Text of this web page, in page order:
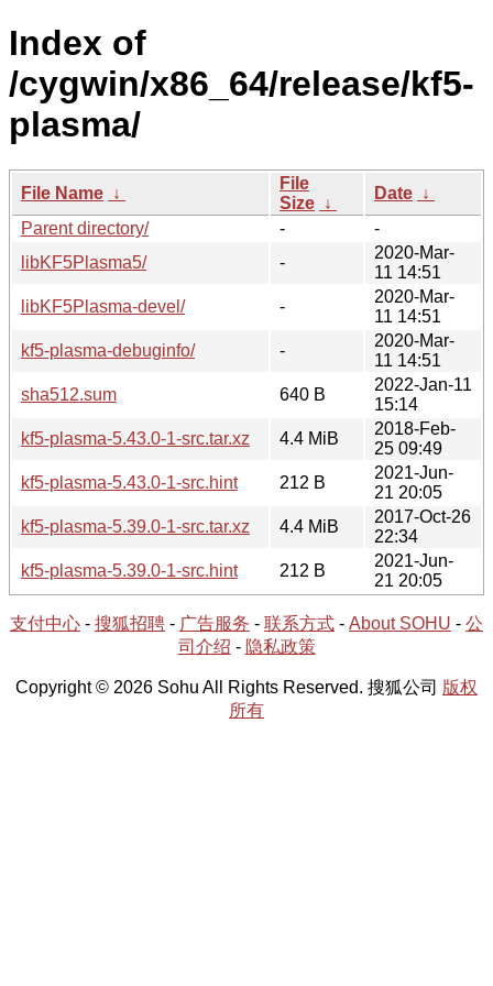
Index of
/cygwin/x86_64/release/kf5-
plasma/
File Name ↓
File
Size ↓
Date ↓
Parent directory/
-
-
libKF5Plasma5/
-
2020-Mar-
11 14:51
libKF5Plasma-devel/
-
2020-Mar-
11 14:51
kf5-plasma-debuginfo/
-
2020-Mar-
11 14:51
sha512.sum
640 B
2022-Jan-11
15:14
kf5-plasma-5.43.0-1-src.tar.xz
4.4 MiB
2018-Feb-
25 09:49
kf5-plasma-5.43.0-1-src.hint
212 B
2021-Jun-
21 20:05
kf5-plasma-5.39.0-1-src.tar.xz
4.4 MiB
2017-Oct-26
22:34
kf5-plasma-5.39.0-1-src.hint
212 B
2021-Jun-
21 20:05
支付中心 - 搜狐招聘 - 广告服务 - 联系方式 - About SOHU - 公
司介绍 - 隐私政策
Copyright © 2026 Sohu All Rights Reserved. 搜狐公司 版权
所有